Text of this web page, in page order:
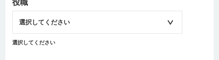
役職
選択してください